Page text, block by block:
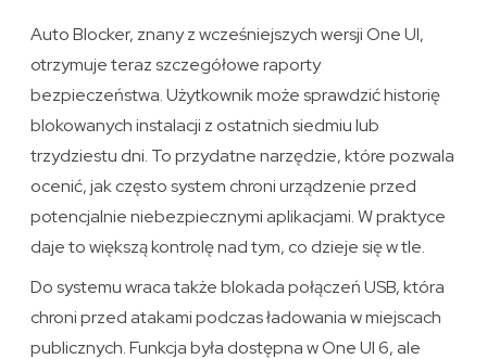
Auto Blocker, znany z wcześniejszych wersji One UI,
otrzymuje teraz szczegółowe raporty
bezpieczeństwa. Użytkownik może sprawdzić historię
blokowanych instalacji z ostatnich siedmiu lub
trzydziestu dni. To przydatne narzędzie, które pozwala
ocenić, jak często system chroni urządzenie przed
potencjalnie niebezpiecznymi aplikacjami. W praktyce
daje to większą kontrolę nad tym, co dzieje się w tle.
Do systemu wraca także blokada połączeń USB, która
chroni przed atakami podczas ładowania w miejscach
publicznych. Funkcja była dostępna w One UI 6, ale